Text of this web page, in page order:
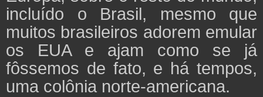
incluído o Brasil, mesmo que
muitos brasileiros adorem emular
os EUA e ajam como se já
fôssemos de fato, e há tempos,
uma colônia norte-americana.